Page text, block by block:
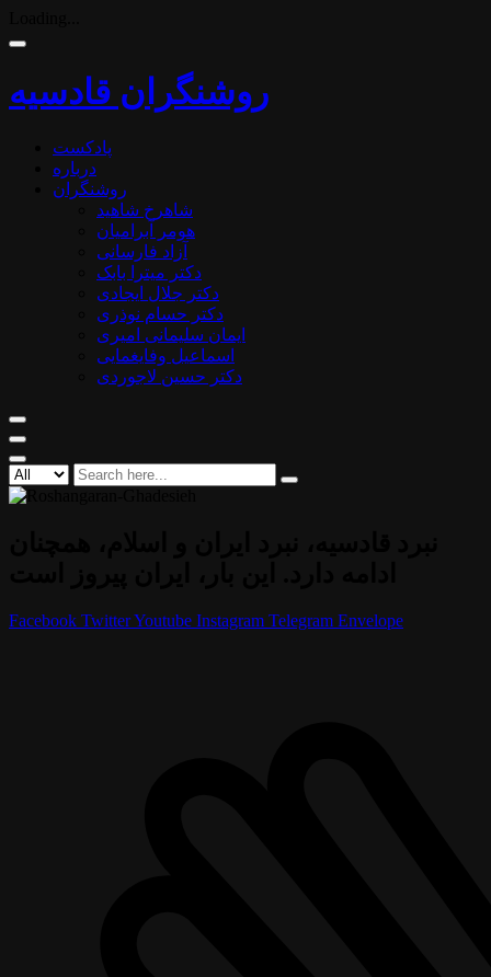
روشنگران قادسیه
پادکست
درباره
روشنگران
شاهرخ شاهید
هومر آبرامیان
آزاد فارسانی
دکتر میترا بابک
دکتر جلال ایجادی
دکتر حسام نوذری
ایمان سلیمانی امیری
اسماعیل وفایغمایی
دکتر حسین لاجوردی
Facebook TwitterYoutube Instagram Telegram Envelope